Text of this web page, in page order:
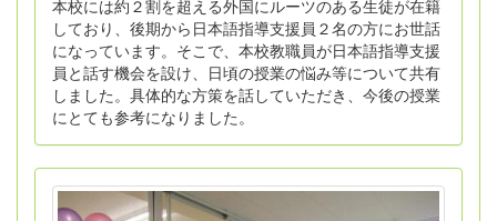
本校には約２割を超える外国にルーツのある生徒が在籍
しており、後期から日本語指導支援員２名の方にお世話
になっています。そこで、本校教職員が日本語指導支援
員と話す機会を設け、日頃の授業の悩み等について共有
しました。具体的な方策を話していただき、今後の授業
にとても参考になりました。